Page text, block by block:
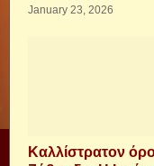
January 23, 2026
Καλλίστρατον